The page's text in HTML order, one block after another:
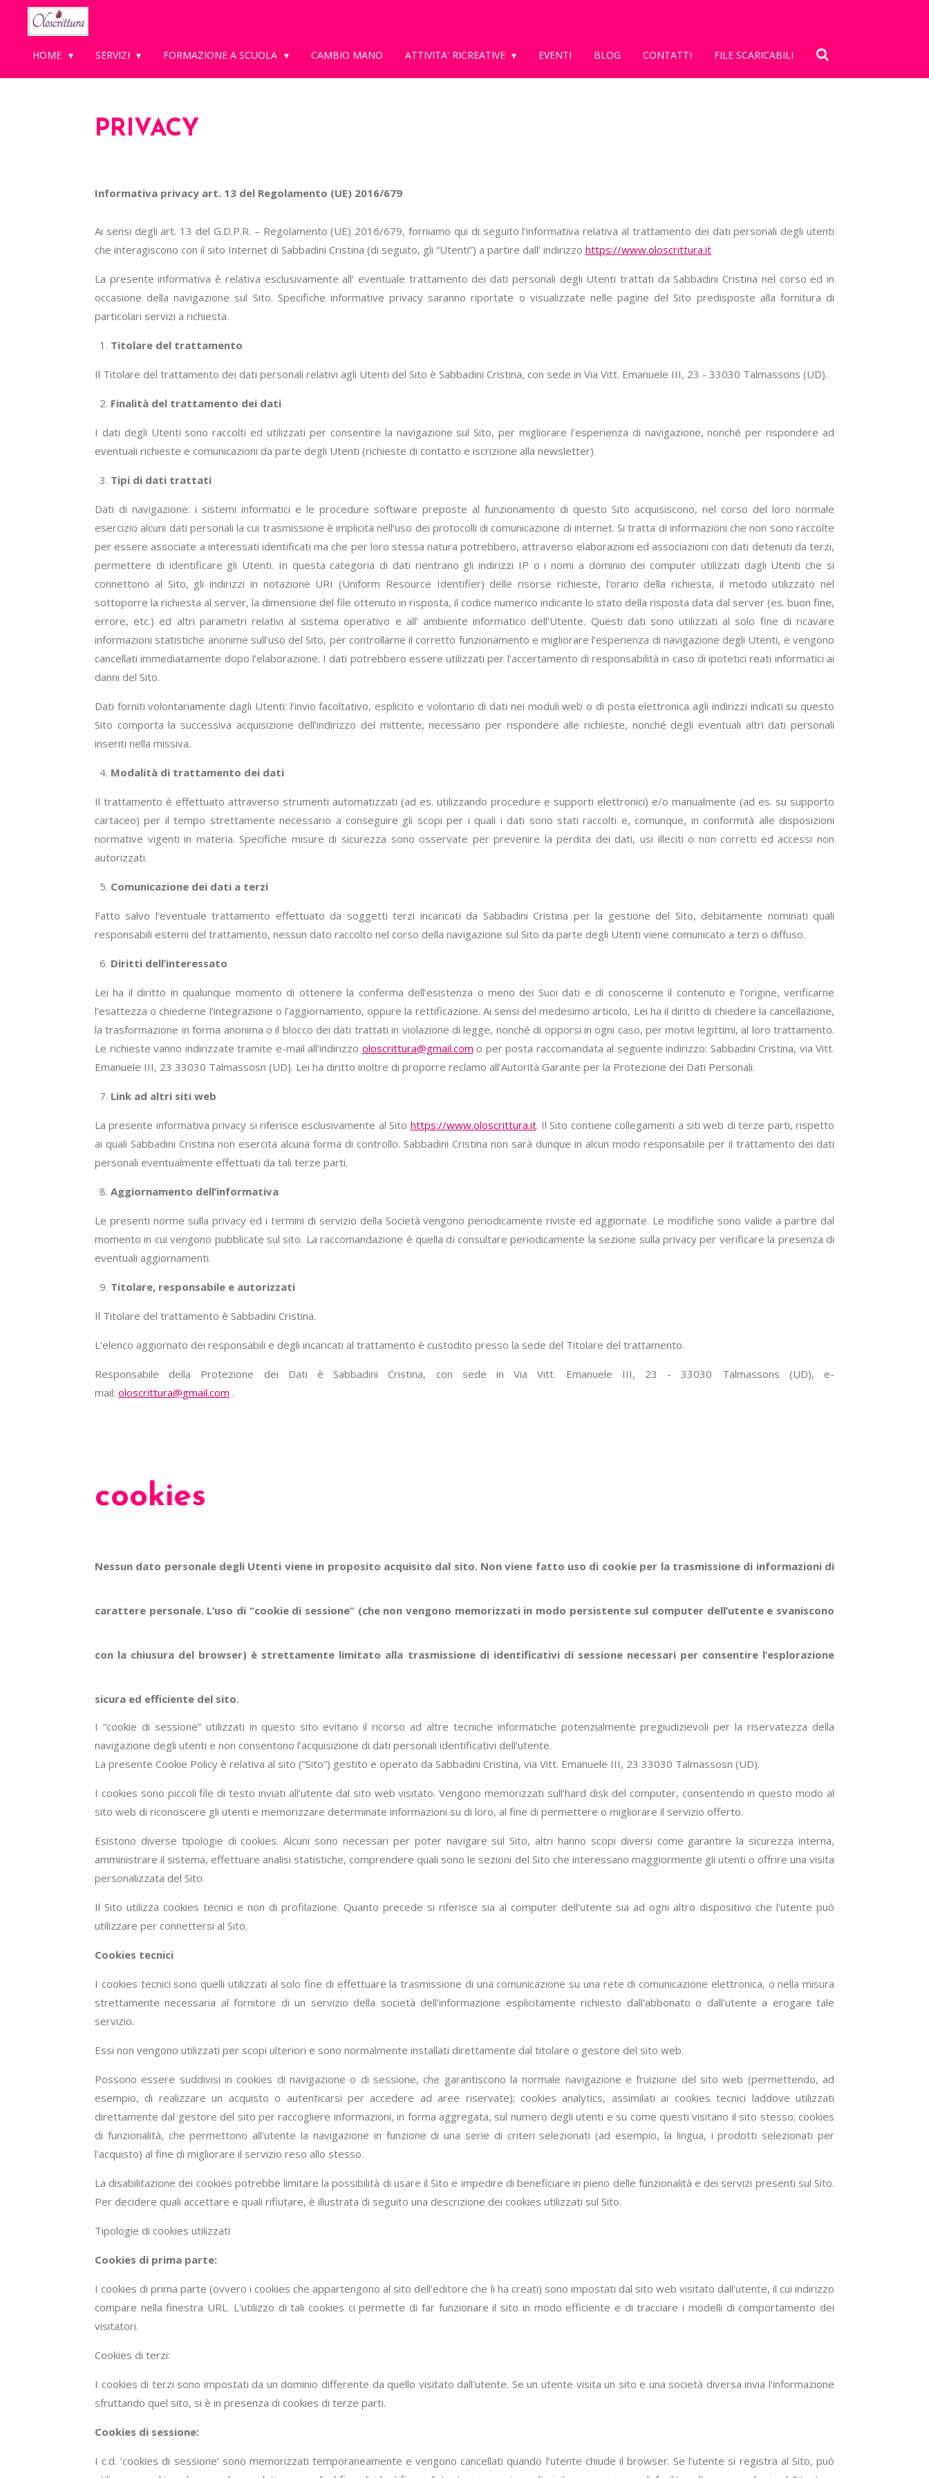
contenuto
HOME SERVIZI FORMAZIONE A SCUOLA CAMBIO MANO ATTIVITA' RICREATIVE EVENTI BLOG CONTATTI FILE SCARICABILI
PRIVACY
Informativa privacy art. 13 del Regolamento (UE) 2016/679
Ai sensi degli art. 13 del G.D.P.R. – Regolamento (UE) 2016/679, forniamo qui di seguito l’informativa relativa al trattamento dei dati personali degli utenti
che interagiscono con il sito Internet di Sabbadini Cristina (di seguito, gli “Utenti”) a partire dall’ indirizzo https://www.oloscrittura.it
La presente informativa è relativa esclusivamente all’ eventuale trattamento dei dati personali degli Utenti trattati da Sabbadini Cristina nel corso ed in
occasione della navigazione sul Sito. Specifiche informative privacy saranno riportate o visualizzate nelle pagine del Sito predisposte alla fornitura di
particolari servizi a richiesta.
Titolare del trattamento
Il Titolare del trattamento dei dati personali relativi agli Utenti del Sito è Sabbadini Cristina, con sede in Via Vitt. Emanuele III, 23 - 33030 Talmassons (UD).
Finalità del trattamento dei dati
I dati degli Utenti sono raccolti ed utilizzati per consentire la navigazione sul Sito, per migliorare l’esperienza di navigazione, nonché per rispondere ad
eventuali richieste e comunicazioni da parte degli Utenti (richieste di contatto e iscrizione alla newsletter).
Tipi di dati trattati
Dati di navigazione: i sistemi informatici e le procedure software preposte al funzionamento di questo Sito acquisiscono, nel corso del loro normale
esercizio alcuni dati personali la cui trasmissione è implicita nell’uso dei protocolli di comunicazione di internet. Si tratta di informazioni che non sono raccolte
per essere associate a interessati identificati ma che per loro stessa natura potrebbero, attraverso elaborazioni ed associazioni con dati detenuti da terzi,
permettere di identificare gli Utenti. In questa categoria di dati rientrano gli indirizzi IP o i nomi a dominio dei computer utilizzati dagli Utenti che si
connettono al Sito, gli indirizzi in notazione URI (Uniform Resource Identifier) delle risorse richieste, l’orario della richiesta, il metodo utilizzato nel
sottoporre la richiesta al server, la dimensione del file ottenuto in risposta, il codice numerico indicante lo stato della risposta data dal server (es. buon fine,
errore, etc.) ed altri parametri relativi al sistema operativo e all’ ambiente informatico dell’Utente. Questi dati sono utilizzati al solo fine di ricavare
informazioni statistiche anonime sull’uso del Sito, per controllarne il corretto funzionamento e migliorare l’esperienza di navigazione degli Utenti, e vengono
cancellati immediatamente dopo l’elaborazione. I dati potrebbero essere utilizzati per l’accertamento di responsabilità in caso di ipotetici reati informatici ai
danni del Sito.
Dati forniti volontariamente dagli Utenti: l’invio facoltativo, esplicito e volontario di dati nei moduli web o di posta elettronica agli indirizzi indicati su questo
Sito comporta la successiva acquisizione dell’indirizzo del mittente, necessario per rispondere alle richieste, nonché degli eventuali altri dati personali
inseriti nella missiva.
Modalità di trattamento dei dati
Il trattamento è effettuato attraverso strumenti automatizzati (ad es. utilizzando procedure e supporti elettronici) e/o manualmente (ad es. su supporto
cartaceo) per il tempo strettamente necessario a conseguire gli scopi per i quali i dati sono stati raccolti e, comunque, in conformità alle disposizioni
normative vigenti in materia. Specifiche misure di sicurezza sono osservate per prevenire la perdita dei dati, usi illeciti o non corretti ed accessi non
autorizzati.
Comunicazione dei dati a terzi
Fatto salvo l’eventuale trattamento effettuato da soggetti terzi incaricati da Sabbadini Cristina per la gestione del Sito, debitamente nominati quali
responsabili esterni del trattamento, nessun dato raccolto nel corso della navigazione sul Sito da parte degli Utenti viene comunicato a terzi o diffuso.
Diritti dell’interessato
Lei ha il diritto in qualunque momento di ottenere la conferma dell’esistenza o meno dei Suoi dati e di conoscerne il contenuto e l’origine, verificarne
l’esattezza o chiederne l’integrazione o l’aggiornamento, oppure la rettificazione. Ai sensi del medesimo articolo, Lei ha il diritto di chiedere la cancellazione,
la trasformazione in forma anonima o il blocco dei dati trattati in violazione di legge, nonché di opporsi in ogni caso, per motivi legittimi, al loro trattamento.
Le richieste vanno indirizzate tramite e-mail all’indirizzo oloscrittura@gmail.com o per posta raccomandata al seguente indirizzo: Sabbadini Cristina, via Vitt.
Emanuele III, 23 33030 Talmassosn (UD). Lei ha diritto inoltre di proporre reclamo all’Autorità Garante per la Protezione dei Dati Personali.
Link ad altri siti web
La presente informativa privacy si riferisce esclusivamente al Sito https://www.oloscrittura.it. Il Sito contiene collegamenti a siti web di terze parti, rispetto
ai quali Sabbadini Cristina non esercita alcuna forma di controllo. Sabbadini Cristina non sarà dunque in alcun modo responsabile per il trattamento dei dati
personali eventualmente effettuati da tali terze parti.
Aggiornamento dell’informativa
Le presenti norme sulla privacy ed i termini di servizio della Società vengono periodicamente riviste ed aggiornate. Le modifiche sono valide a partire dal
momento in cui vengono pubblicate sul sito. La raccomandazione è quella di consultare periodicamente la sezione sulla privacy per verificare la presenza di
eventuali aggiornamenti.
Titolare, responsabile e autorizzati
Il Titolare del trattamento è Sabbadini Cristina.
L’elenco aggiornato dei responsabili e degli incaricati al trattamento è custodito presso la sede del Titolare del trattamento.
Responsabile della Protezione dei Dati è Sabbadini Cristina, con sede in Via Vitt. Emanuele III, 23 - 33030 Talmassons (UD), e-
mail: oloscrittura@gmail.com .
cookies
Nessun dato personale degli Utenti viene in proposito acquisito dal sito. Non viene fatto uso di cookie per la trasmissione di informazioni di
carattere personale. L’uso di “cookie di sessione” (che non vengono memorizzati in modo persistente sul computer dell’utente e svaniscono
con la chiusura del browser) è strettamente limitato alla trasmissione di identificativi di sessione necessari per consentire l’esplorazione
sicura ed efficiente del sito.
I “cookie di sessione” utilizzati in questo sito evitano il ricorso ad altre tecniche informatiche potenzialmente pregiudizievoli per la riservatezza della
navigazione degli utenti e non consentono l’acquisizione di dati personali identificativi dell’utente.
La presente Cookie Policy è relativa al sito (“Sito”) gestito e operato da Sabbadini Cristina, via Vitt. Emanuele III, 23 33030 Talmassosn (UD).
I cookies sono piccoli file di testo inviati all'utente dal sito web visitato. Vengono memorizzati sull’hard disk del computer, consentendo in questo modo al
sito web di riconoscere gli utenti e memorizzare determinate informazioni su di loro, al fine di permettere o migliorare il servizio offerto.
Esistono diverse tipologie di cookies. Alcuni sono necessari per poter navigare sul Sito, altri hanno scopi diversi come garantire la sicurezza interna,
amministrare il sistema, effettuare analisi statistiche, comprendere quali sono le sezioni del Sito che interessano maggiormente gli utenti o offrire una visita
personalizzata del Sito.
Il Sito utilizza cookies tecnici e non di profilazione. Quanto precede si riferisce sia al computer dell’utente sia ad ogni altro dispositivo che l'utente può
utilizzare per connettersi al Sito.
Cookies tecnici
I cookies tecnici sono quelli utilizzati al solo fine di effettuare la trasmissione di una comunicazione su una rete di comunicazione elettronica, o nella misura
strettamente necessaria al fornitore di un servizio della società dell'informazione esplicitamente richiesto dall'abbonato o dall'utente a erogare tale
servizio.
Essi non vengono utilizzati per scopi ulteriori e sono normalmente installati direttamente dal titolare o gestore del sito web.
Possono essere suddivisi in cookies di navigazione o di sessione, che garantiscono la normale navigazione e fruizione del sito web (permettendo, ad
esempio, di realizzare un acquisto o autenticarsi per accedere ad aree riservate); cookies analytics, assimilati ai cookies tecnici laddove utilizzati
direttamente dal gestore del sito per raccogliere informazioni, in forma aggregata, sul numero degli utenti e su come questi visitano il sito stesso; cookies
di funzionalità, che permettono all'utente la navigazione in funzione di una serie di criteri selezionati (ad esempio, la lingua, i prodotti selezionati per
l'acquisto) al fine di migliorare il servizio reso allo stesso.
La disabilitazione dei cookies potrebbe limitare la possibilità di usare il Sito e impedire di beneficiare in pieno delle funzionalità e dei servizi presenti sul Sito.
Per decidere quali accettare e quali rifiutare, è illustrata di seguito una descrizione dei cookies utilizzati sul Sito.
Tipologie di cookies utilizzati
Cookies di prima parte:
I cookies di prima parte (ovvero i cookies che appartengono al sito dell’editore che li ha creati) sono impostati dal sito web visitato dall'utente, il cui indirizzo
compare nella finestra URL. L'utilizzo di tali cookies ci permette di far funzionare il sito in modo efficiente e di tracciare i modelli di comportamento dei
visitatori.
Cookies di terzi:
I cookies di terzi sono impostati da un dominio differente da quello visitato dall'utente. Se un utente visita un sito e una società diversa invia l'informazione
sfruttando quel sito, si è in presenza di cookies di terze parti.
Cookies di sessione:
I c.d. ‘cookies di sessione’ sono memorizzati temporaneamente e vengono cancellati quando l’utente chiude il browser. Se l’utente si registra al Sito, può